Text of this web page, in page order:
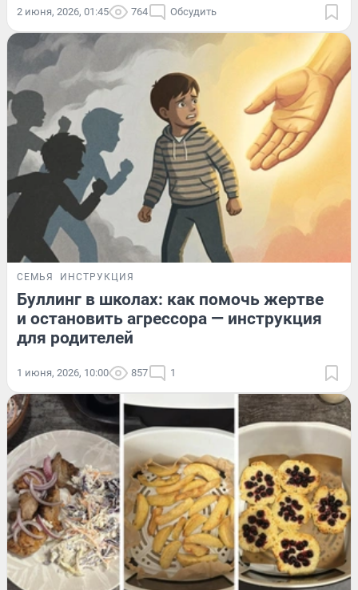
2 июня, 2026, 01:45 764 Обсудить
СЕМЬЯ ИНСТРУКЦИЯ
Буллинг в школах: как помочь жертве
и остановить агрессора — инструкция
для родителей
1 июня, 2026, 10:00 857 1